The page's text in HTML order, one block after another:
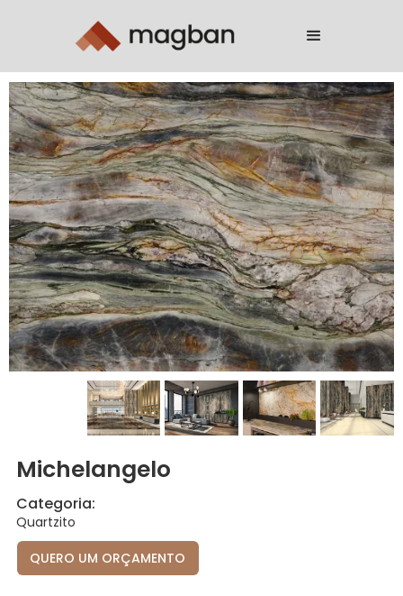
Michelangelo
Categoria:
Quartzito
QUERO UM ORÇAMENTO